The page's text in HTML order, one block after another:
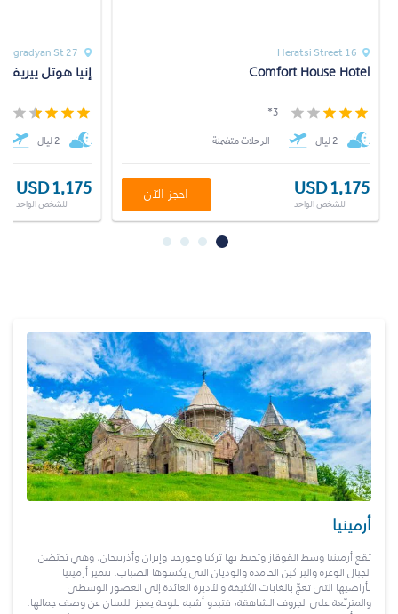
27 Leningradyan St
إنيا هوتل ييريفان
2 ليال
USD 1,175
للشخص الواحد
16 Heratsi Street
Comfort House Hotel
3*
2 ليال الرحلات متضمنة
USD 1,175
للشخص الواحد
احجز الآن
أرمينيا
تقع أرمينيا وسط القوقاز وتحيط بها تركيا وجورجيا وإيران وأذربيجان، وهي تحتضن
الجبال الوعرة والبراكين الخامدة والوديان التي يكسوها الضباب. تتميز أرمينيا
بأراضيها التي تعجّ بالغابات الكثيفة والأديرة العائدة إلى العصور الوسطى
والمتربّعة على الجروف الشاهقة، فتبدو أشبه بلوحة يعجز اللسان عن وصف جمالها.